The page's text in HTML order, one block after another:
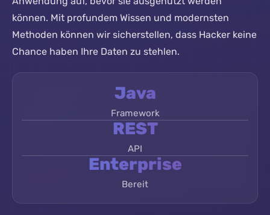
können. Mit profundem Wissen und modernsten
Methoden können wir sicherstellen, dass Hacker keine
Chance haben Ihre Daten zu stehlen.
Java
Framework
REST
API
Enterprise
Bereit